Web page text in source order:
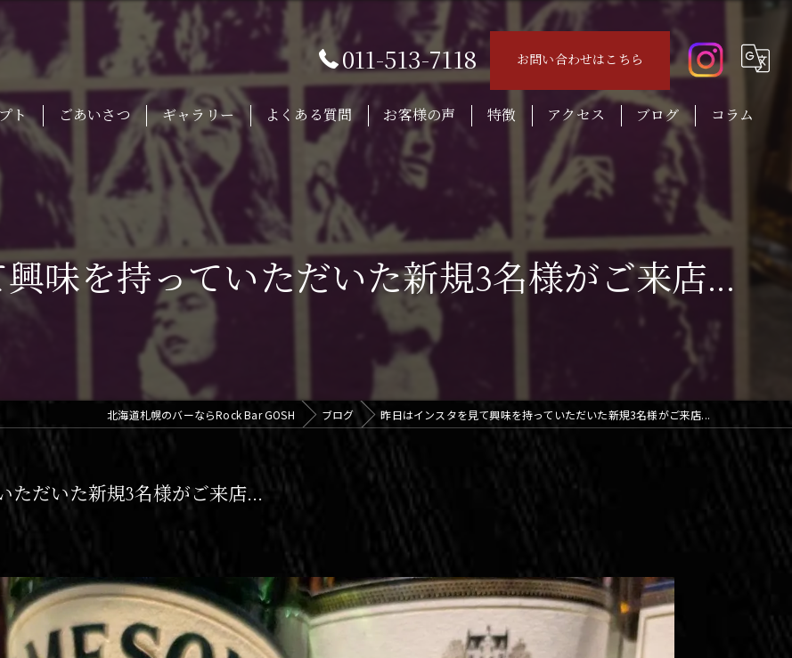
011-513-7118 お問い合わせはこちら
ト ごあいさつ ギャラリー よくある質問 お客様の声 特徴
ロック
レコード
アクセス ブログ コラム
味を持っていただいた新規3名様がご来店...
北海道札幌のバーならRock Bar GOSH ブログ 昨日はインスタを見て興味を持っていただいた新規3名様がご来店...
ただいた新規3名様がご来店...